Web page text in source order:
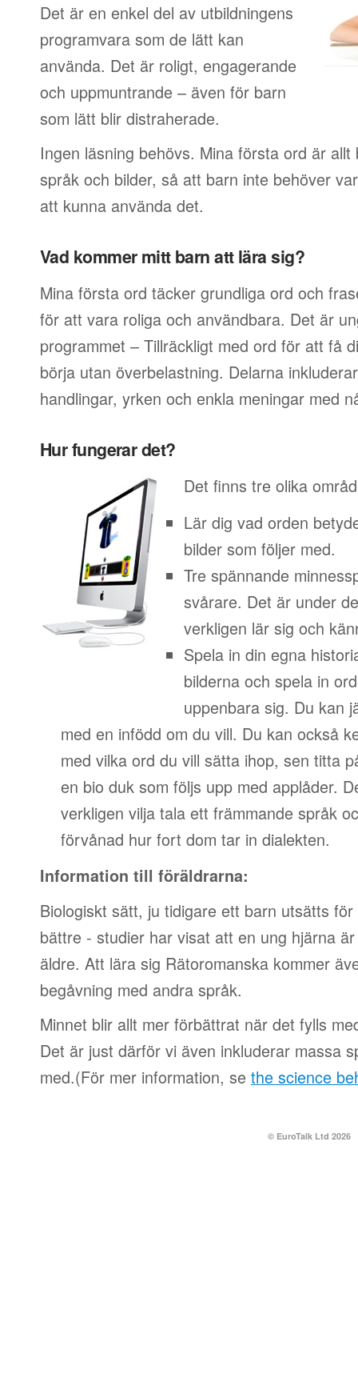
Det är en enkel del av utbildningens
programvara som de lätt kan
använda. Det är roligt, engagerande
och uppmuntrande – även för barn
som lätt blir distraherade.
Ingen läsning behövs. Mina första ord är
språk och bilder, så att barn inte behöver
att kunna använda det.
Vad kommer mitt barn att lära sig?
Mina första ord täcker grundliga ord och
för att vara roliga och användbara. Det är
programmet – Tillräckligt med ord för att få
börja utan överbelastning. Delarna
handlingar, yrken och enkla meningar med
Hur fungerar det?
Det finns tre olika
Lär dig vad orden
bilder som följer med.
Tre spännande
svårare. Det är under
verkligen lär sig och
Spela in din egna
bilderna och spela in
uppenbara sig. Du kan
med en infödd om du vill. Du kan också
med vilka ord du vill sätta ihop, sen titta
en bio duk som följs upp med applåder.
verkligen vilja tala ett främmande språk
förvånad hur fort dom tar in dialekten.
Information till föräldrarna:
Biologiskt sätt, ju tidigare ett barn utsätts
bättre - studier har visat att en ung hjärna
äldre. Att lära sig Rätoromanska kommer
begåvning med andra språk.
Minnet blir allt mer förbättrat när det fylls
Det är just därför vi även inkluderar massa
med.(För mer information, se the science
© EuroTalk Ltd 2026